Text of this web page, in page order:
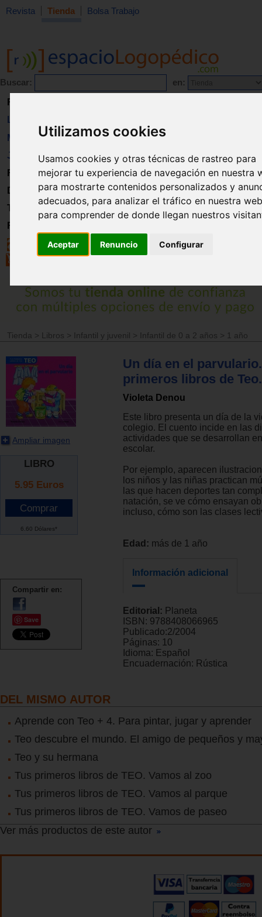
Utilizamos cookies
Usamos cookies y otras técnicas de rastreo para
mejorar tu experiencia de navegación en nuestra
para mostrarte contenidos personalizados y
adecuados, para analizar el tráfico en nuestra
para comprender de donde llegan nuestros
Aceptar Renuncio Configurar
Revista Tienda Bolsa Trabajo
Buscar: en:
Revista
Libros
Material
Juguetes
Formación
Directorio
Trabajo
Registro
Tienda > Libros > Infantil y juvenil > Infantil de 0 a 2 años > 1 año
Ampliar imagen
LIBRO
5.95 Euros
6.60 Dólares*
Compartir en:
Save
Un día en el
primeros libros de Teo.
Violeta Denou
Este libro presenta un día de la
colegio. El cuento incide en las
actividades que se desarrollan
escolar.
Por ejemplo, aparecen
los niños y las niñas practican
las que hacen deportes tan
natación, se ve cómo ensayan
incluso, cómo son las clases
Edad: más de 1 año
Información adicional
Editorial: Planeta
ISBN: 9788408066965
Publicado:2/2004
Páginas: 10
Idioma: Español
Encuadernación: Rústica
DEL MISMO AUTOR
Aprende con Teo + 4. Para pintar, jugar y aprender
Teo descubre el mundo. El amigo de pequeños y
Teo y su hermana
Tus primeros libros de TEO. Vamos al zoo
Tus primeros libros de TEO. Vamos al parque
Tus primeros libros de TEO. Vamos de paseo
Ver más productos de este autor